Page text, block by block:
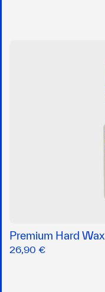
Premium Hard Wax
26,90 €